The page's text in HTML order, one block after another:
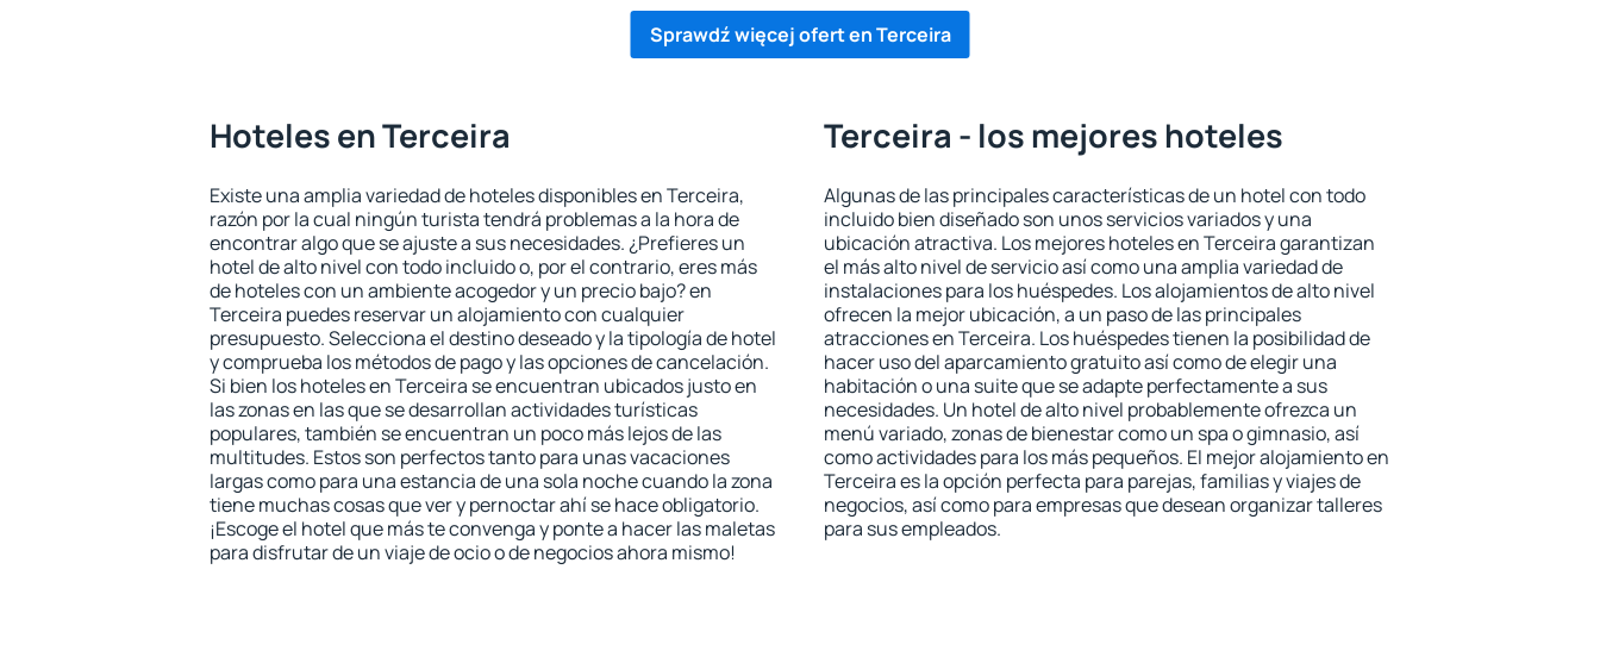
Sprawdź więcej ofert en Terceira
Hoteles en Terceira
Existe una amplia variedad de hoteles disponibles en Terceira,
razón por la cual ningún turista tendrá problemas a la hora de
encontrar algo que se ajuste a sus necesidades. ¿Prefieres un
hotel de alto nivel con todo incluido o, por el contrario, eres más
de hoteles con un ambiente acogedor y un precio bajo? en
Terceira puedes reservar un alojamiento con cualquier
presupuesto. Selecciona el destino deseado y la tipología de hotel
y comprueba los métodos de pago y las opciones de cancelación.
Si bien los hoteles en Terceira se encuentran ubicados justo en
las zonas en las que se desarrollan actividades turísticas
populares, también se encuentran un poco más lejos de las
multitudes. Estos son perfectos tanto para unas vacaciones
largas como para una estancia de una sola noche cuando la zona
tiene muchas cosas que ver y pernoctar ahí se hace obligatorio.
¡Escoge el hotel que más te convenga y ponte a hacer las maletas
para disfrutar de un viaje de ocio o de negocios ahora mismo!
Terceira - los mejores hoteles
Algunas de las principales características de un hotel con todo
incluido bien diseñado son unos servicios variados y una
ubicación atractiva. Los mejores hoteles en Terceira garantizan
el más alto nivel de servicio así como una amplia variedad de
instalaciones para los huéspedes. Los alojamientos de alto nivel
ofrecen la mejor ubicación, a un paso de las principales
atracciones en Terceira. Los huéspedes tienen la posibilidad de
hacer uso del aparcamiento gratuito así como de elegir una
habitación o una suite que se adapte perfectamente a sus
necesidades. Un hotel de alto nivel probablemente ofrezca un
menú variado, zonas de bienestar como un spa o gimnasio, así
como actividades para los más pequeños. El mejor alojamiento en
Terceira es la opción perfecta para parejas, familias y viajes de
negocios, así como para empresas que desean organizar talleres
para sus empleados.